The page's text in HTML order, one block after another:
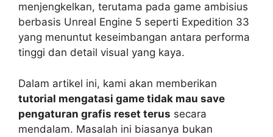
menjengkelkan, terutama pada game ambisius
berbasis Unreal Engine 5 seperti Expedition 33
yang menuntut keseimbangan antara performa
tinggi dan detail visual yang kaya.
Dalam artikel ini, kami akan memberikan
tutorial mengatasi game tidak mau save
pengaturan grafis reset terus secara
mendalam. Masalah ini biasanya bukan